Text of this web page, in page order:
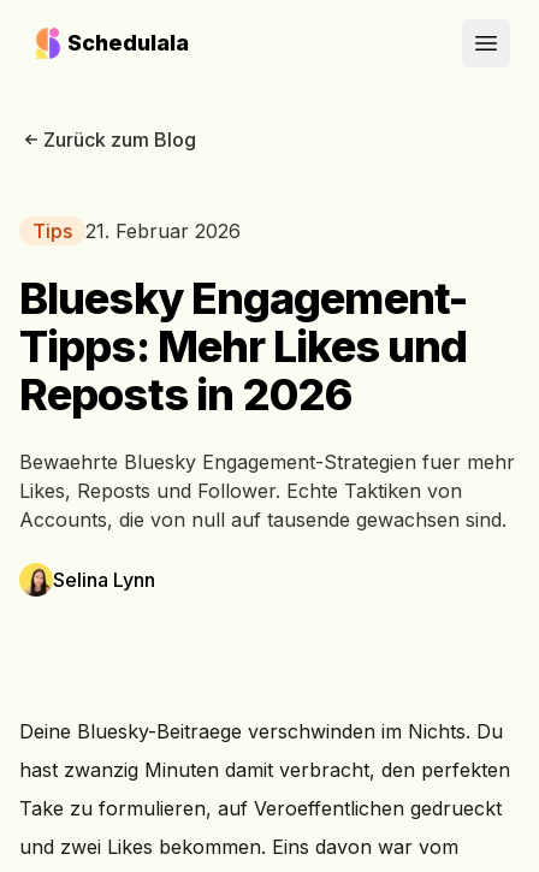
Schedulala
Open
Zurück zum Blog
Tips 21. Februar 2026
Bluesky Engagement-
Tipps: Mehr Likes und
Reposts in 2026
Bewaehrte Bluesky Engagement-Strategien fuer mehr
Likes, Reposts und Follower. Echte Taktiken von
Accounts, die von null auf tausende gewachsen sind.
Selina Lynn
Deine Bluesky-Beitraege verschwinden im Nichts. Du
hast zwanzig Minuten damit verbracht, den perfekten
Take zu formulieren, auf Veroeffentlichen gedrueckt
und zwei Likes bekommen. Eins davon war vom